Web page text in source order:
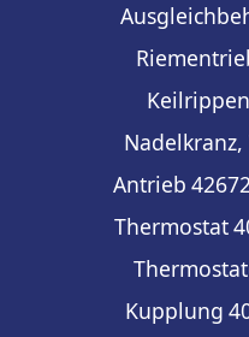
Antrieb
Thermostat
Kupplung